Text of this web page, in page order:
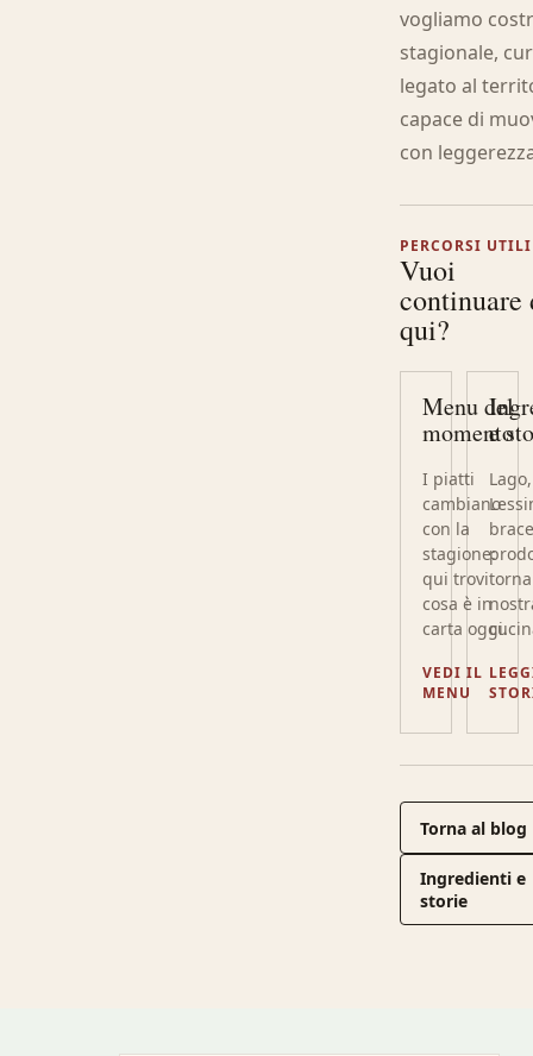
vogliamo
stagionale,
legato al
capace di
con
PERCORSI UTILI
Vuoi
continuare
qui?
Menu del
momento
I piatti
cambiano
con la
stagione:
qui trovi
cosa è in
carta oggi.
VEDI IL
MENU
e
Lago,
Torna al blog
Ingredienti e
storie